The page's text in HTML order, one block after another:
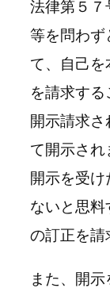
法律第５７
等を問わず
て、自己を
を請求する
開示請求さ
て開示され
開示を受け
ないと思料
の訂正を請
また、開